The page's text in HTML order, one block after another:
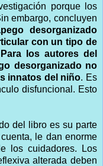
porque los
embargo, concluyen
desorganizado
con un tipo de
los autores del
desorganizado no
innatos del niño. Es
disfuncional. Esto
del libro es su parte
le dan enorme
los cuidadores. Los
alterada deben